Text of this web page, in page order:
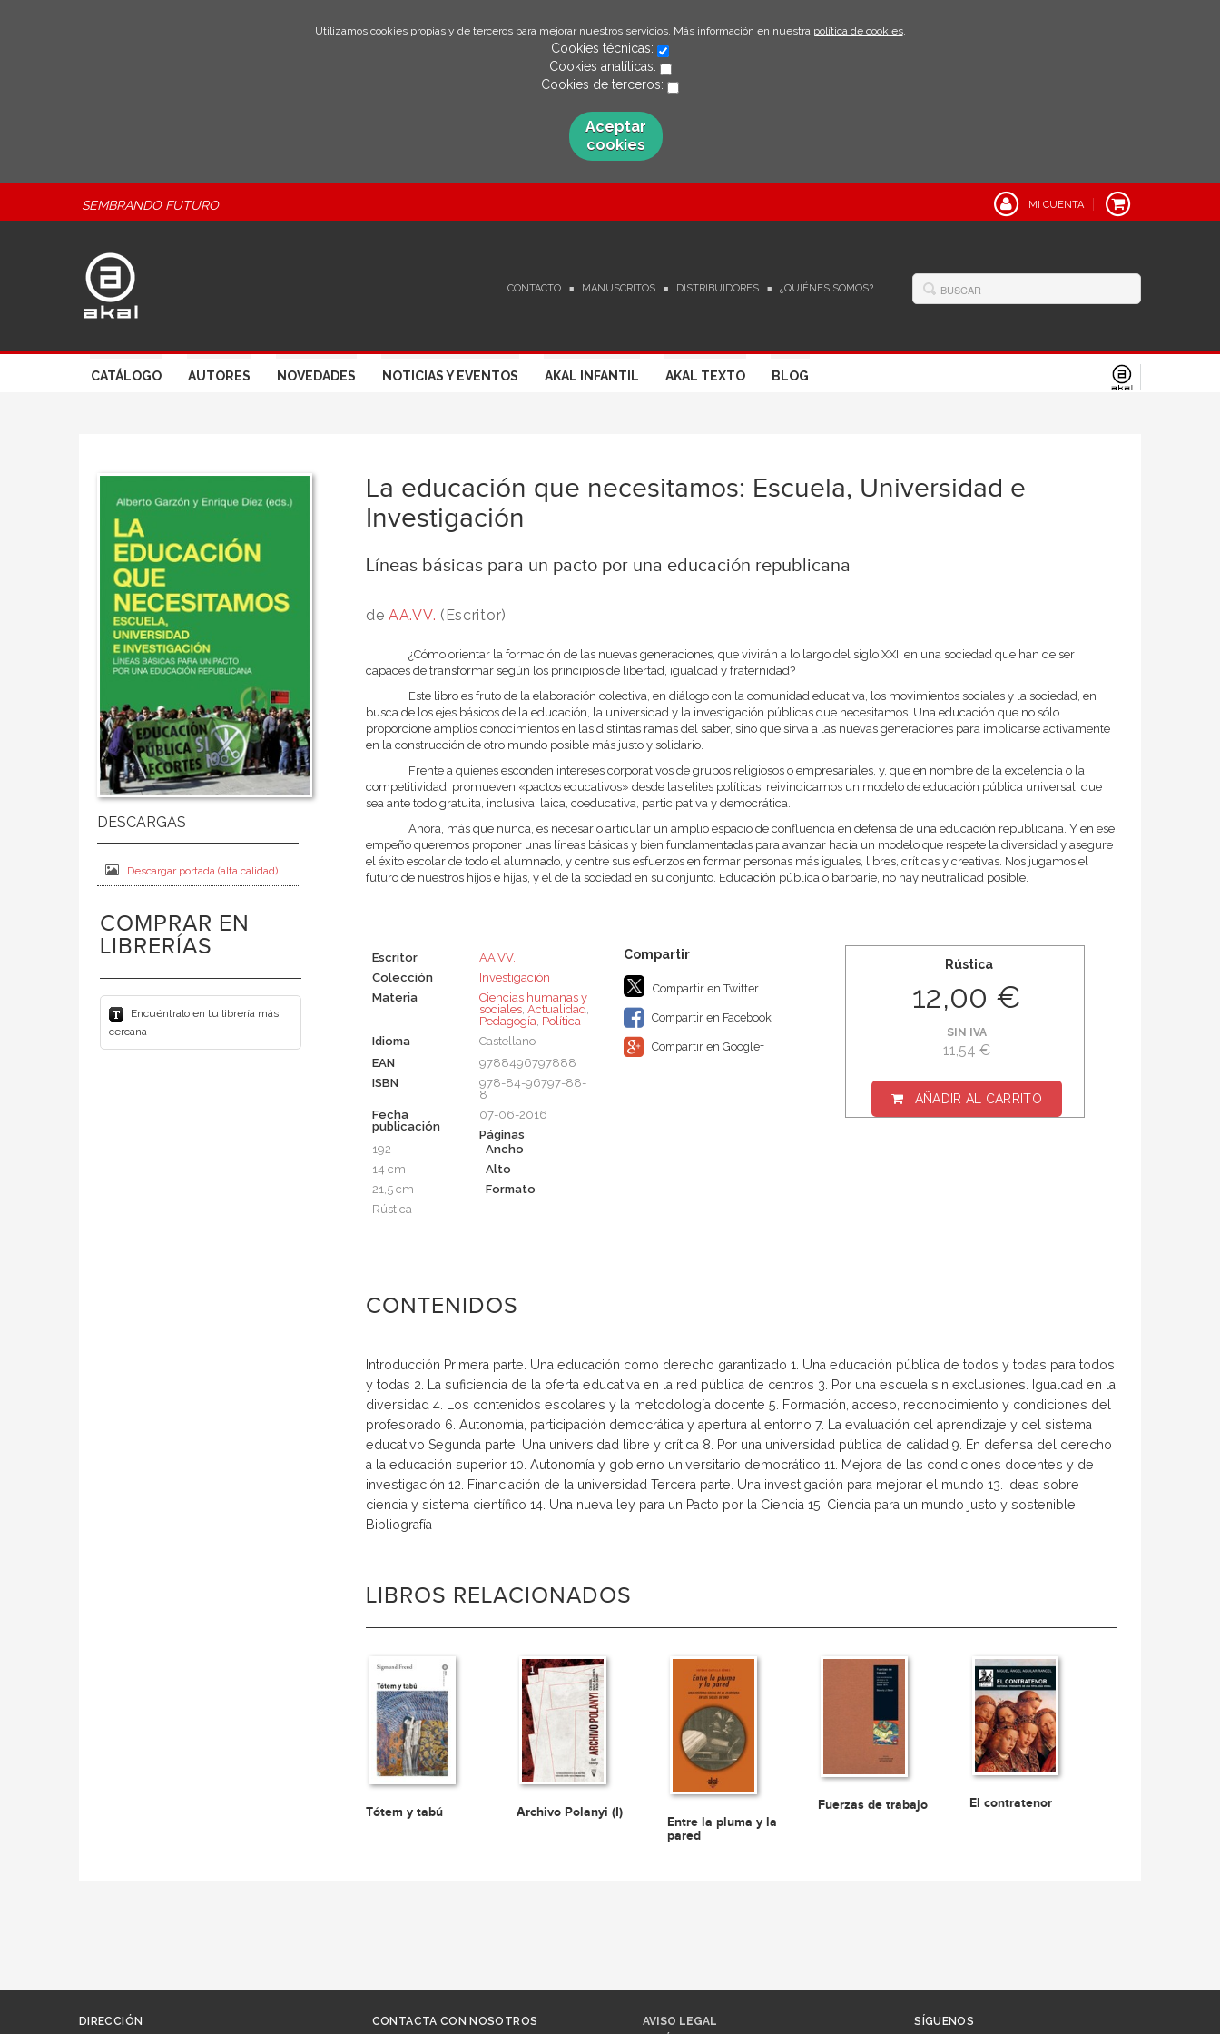
Utilizamos cookies propias y de terceros para mejorar nuestros servicios. Más información en nuestra política de cookies.
Cookies técnicas:
Cookies analíticas:
Cookies de terceros:
Aceptar
cookies
SEMBRANDO FUTURO MI CUENTA
CONTACTO MANUSCRITOS DISTRIBUIDORES ¿QUIÉNES SOMOS?
CATÁLOGO AUTORES NOVEDADES NOTICIAS Y EVENTOS AKAL INFANTIL AKAL TEXTO BLOG
Descargar portada (alta calidad)
COMPRAR EN
LIBRERÍAS
Encuéntralo en tu librería más
cercana
La educación que necesitamos: Escuela, Universidad e
Investigación
Líneas básicas para un pacto por una educación republicana
deAA.VV. (Escritor)
¿Cómo orientar la formación de las nuevas generaciones, que vivirán a lo largo del siglo XXI, en una sociedad que han de ser
capaces de transformar según los principios de libertad, igualdad y fraternidad?
Este libro es fruto de la elaboración colectiva, en diálogo con la comunidad educativa, los movimientos sociales y la sociedad, en
busca de los ejes básicos de la educación, la universidad y la investigación públicas que necesitamos. Una educación que no sólo
proporcione amplios conocimientos en las distintas ramas del saber, sino que sirva a las nuevas generaciones para implicarse activamente
en la construcción de otro mundo posible más justo y solidario.
Frente a quienes esconden intereses corporativos de grupos religiosos o empresariales, y, que en nombre de la excelencia o la
competitividad, promueven «pactos educativos» desde las elites políticas, reivindicamos un modelo de educación pública universal, que
sea ante todo gratuita, inclusiva, laica, coeducativa, participativa y democrática.
Ahora, más que nunca, es necesario articular un amplio espacio de confluencia en defensa de una educación republicana. Y en ese
empeño queremos proponer unas líneas básicas y bien fundamentadas para avanzar hacia un modelo que respete la diversidad y asegure
el éxito escolar de todo el alumnado, y centre sus esfuerzos en formar personas más iguales, libres, críticas y creativas. Nos jugamos el
futuro de nuestros hijos e hijas, y el de la sociedad en su conjunto. Educación pública o barbarie, no hay neutralidad posible.
Escritor
AA.VV.
Colección
Investigación
Materia
Ciencias humanas y
sociales, Actualidad,
Pedagogía, Política
Idioma
Castellano
EAN
9788496797888
ISBN
978-84-96797-88-
8
Fecha
publicación
07-06-2016
Páginas
192
Ancho
14 cm
Alto
21,5 cm
Formato
Rústica
Compartir en Twitter
Compartir en Facebook
Compartir en Google+
Rústica
12,00 €
SIN IVA
11,54 €
AÑADIR AL CARRITO
CONTENIDOS
Introducción Primera parte. Una educación como derecho garantizado 1. Una educación pública de todos y todas para todos
y todas 2. La suficiencia de la oferta educativa en la red pública de centros 3. Por una escuela sin exclusiones. Igualdad en la
diversidad 4. Los contenidos escolares y la metodología docente 5. Formación, acceso, reconocimiento y condiciones del
profesorado 6. Autonomía, participación democrática y apertura al entorno 7. La evaluación del aprendizaje y del sistema
educativo Segunda parte. Una universidad libre y crítica 8. Por una universidad pública de calidad 9. En defensa del derecho
a la educación superior 10. Autonomía y gobierno universitario democrático 11. Mejora de las condiciones docentes y de
investigación 12. Financiación de la universidad Tercera parte. Una investigación para mejorar el mundo 13. Ideas sobre
ciencia y sistema científico 14. Una nueva ley para un Pacto por la Ciencia 15. Ciencia para un mundo justo y sostenible
Bibliografía
LIBROS RELACIONADOS
Tótem y tabú Archivo Polanyi (I)
Entre la pluma y la
pared
Fuerzas de trabajo El contratenor
DIRECCIÓN CONTACTA CON NOSOTROS
AVISO LEGAL
SÍGUENOS